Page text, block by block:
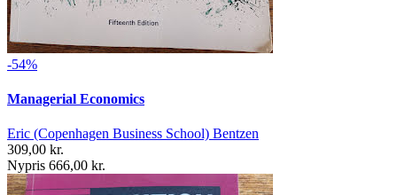
-54%
Managerial Economics
Eric (Copenhagen Business School) Bentzen
309,00 kr.
Nypris 666,00 kr.